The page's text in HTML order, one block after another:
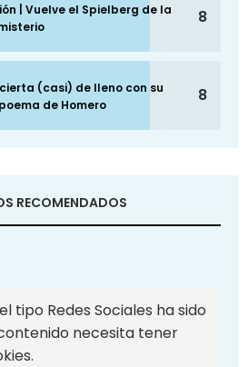
| Vuelve el Spielberg de la
8
(casi) de lleno con su
de Homero
8
RECOMENDADOS
tipo Redes Sociales ha sido
necesita tener